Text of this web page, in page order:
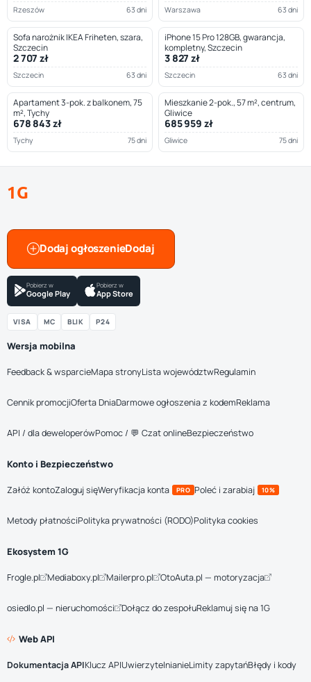
Rzeszów 63 dni Warszawa 63 dni
Sofa narożnik IKEA Friheten, szara,
Szczecin
2 707 zł
Szczecin 63 dni
iPhone 15 Pro 128GB, gwarancja,
kompletny, Szczecin
3 827 zł
Szczecin 63 dni
Apartament 3-pok. z balkonem, 75
m², Tychy
678 843 zł
Tychy 75 dni
Mieszkanie 2-pok., 57 m², centrum,
Gliwice
685 959 zł
Gliwice 75 dni
1G
Dodaj ogłoszenie
Pobierz w
Google Play
Pobierz w
App Store
VISA MC BLIK P24
Wersja mobilna
Feedback & wsparcieMapa stronyLista województwRegulamin
Cennik promocjiOferta DniaDarmowe ogłoszenia z kodemReklama
API / dla deweloperówPomoc / 💬 Czat onlineBezpieczeństwo
Konto i Bezpieczeństwo
Załóż kontoZaloguj sięWeryfikacja konta PRO Poleć i zarabiaj 10%
Metody płatnościPolityka prywatności (RODO)Polityka cookies
Ekosystem 1G
Frogle.pl Mediaboxy.pl Mailerpro.pl OtoAuta.pl — motoryzacja
osiedlo.pl — nieruchomości Dołącz do zespołuReklamuj się na 1G
Web API
Dokumentacja APIKlucz APIUwierzytelnianieLimity zapytańBłędy i kody